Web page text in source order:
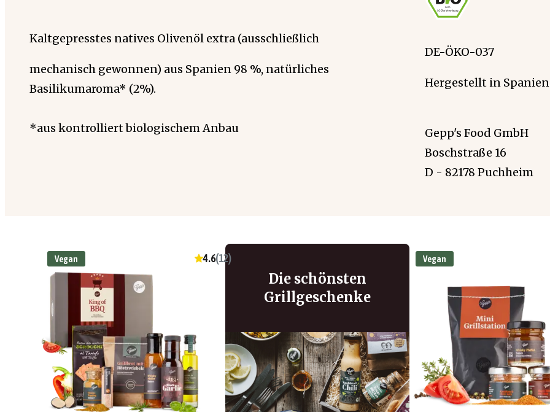
Kaltgepresstes natives Olivenöl extra (ausschließlich
mechanisch gewonnen) aus Spanien 98 %, natürliches
Basilikumaroma* (2%).
*aus kontrolliert biologischem Anbau
DE-ÖKO-037
Hergestellt in
Gepp's Food GmbH
Boschstraße 16
D - 82178 Puchheim
Vegan 4.6(12)
Die schönsten
Grillgeschenke
Vegan